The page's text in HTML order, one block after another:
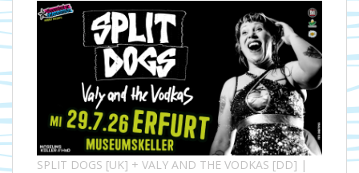
SPLIT DOGS [UK] + VALY AND THE VODKAS [DD] |